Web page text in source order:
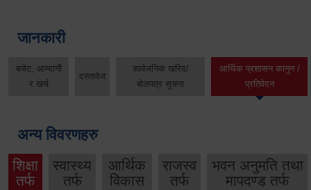
जानकारी
बजेट, आम्दानी
र खर्च
दस्तावेज
सार्वजनिक खरिद/
बोलपत्र सूचना
आर्थिक प्रशासन कानुन /
प्रतिवेदन
अन्य विवरणहरु
शिक्षा
तर्फ
स्वास्थ्य
तर्फ
आर्थिक
विकास
राजस्व
तर्फ
भवन अनुमति तथा
मापदण्ड तर्फ